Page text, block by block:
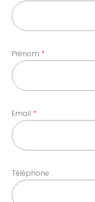
Prénom
Email
Téléphone